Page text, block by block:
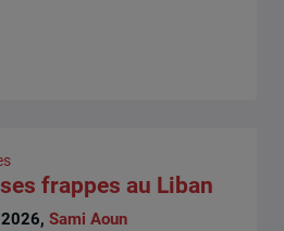
frappes au Liban
2026,Sami Aoun